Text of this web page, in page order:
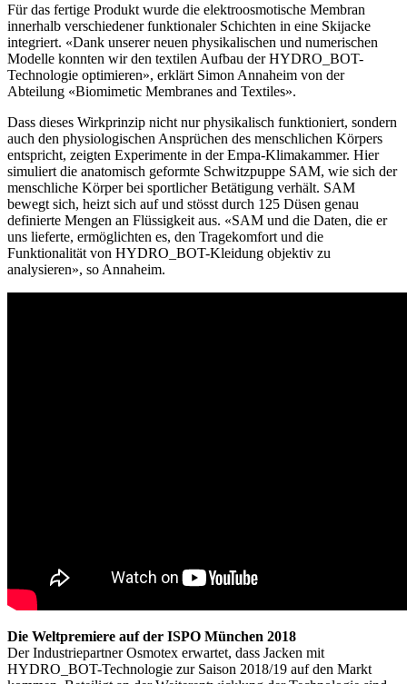
Für das fertige Produkt wurde die elektroosmotische Membran
innerhalb verschiedener funktionaler Schichten in eine Skijacke
integriert. «Dank unserer neuen physikalischen und numerischen
Modelle konnten wir den textilen Aufbau der HYDRO_BOT-
Technologie optimieren», erklärt Simon Annaheim von der
Abteilung «Biomimetic Membranes and Textiles».
Dass dieses Wirkprinzip nicht nur physikalisch funktioniert, sondern
auch den physiologischen Ansprüchen des menschlichen Körpers
entspricht, zeigten Experimente in der Empa-Klimakammer. Hier
simuliert die anatomisch geformte Schwitzpuppe SAM, wie sich der
menschliche Körper bei sportlicher Betätigung verhält. SAM
bewegt sich, heizt sich auf und stösst durch 125 Düsen genau
definierte Mengen an Flüssigkeit aus. «SAM und die Daten, die er
uns lieferte, ermöglichten es, den Tragekomfort und die
Funktionalität von HYDRO_BOT-Kleidung objektiv zu
analysieren», so Annaheim.
Die Weltpremiere auf der ISPO München 2018
Der Industriepartner Osmotex erwartet, dass Jacken mit
HYDRO_BOT-Technologie zur Saison 2018/19 auf den Markt